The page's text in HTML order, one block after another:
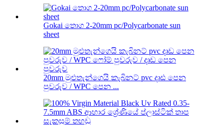
Gokai තොග 2-20mm pc/Polycarbonate sun
sheet
20mm මුළුතැන්ගෙයි කැබිනට් pvc දෘඪ පෙන
පුවරුව / WPC පෙන ...